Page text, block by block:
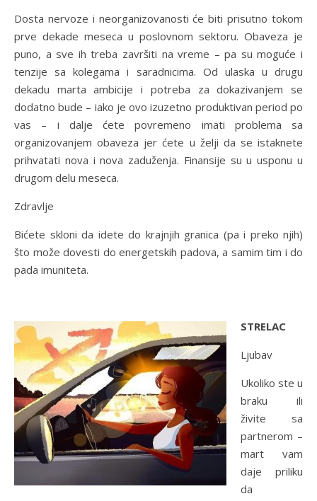
Dosta nervoze i neorganizovanosti će biti prisutno tokom
prve dekade meseca u poslovnom sektoru. Obaveza je
puno, a sve ih treba završiti na vreme – pa su moguće i
tenzije sa kolegama i saradnicima. Od ulaska u drugu
dekadu marta ambicije i potreba za dokazivanjem se
dodatno bude – iako je ovo izuzetno produktivan period po
vas – i dalje ćete povremeno imati problema sa
organizovanjem obaveza jer ćete u želji da se istaknete
prihvatati nova i nova zaduženja. Finansije su u usponu u
drugom delu meseca.
Zdravlje
Bićete skloni da idete do krajnjih granica (pa i preko njih)
što može dovesti do energetskih padova, a samim tim i do
pada imuniteta.
STRELAC
Ljubav
Ukoliko ste u
braku ili
živite sa
partnerom –
mart vam
daje priliku
da